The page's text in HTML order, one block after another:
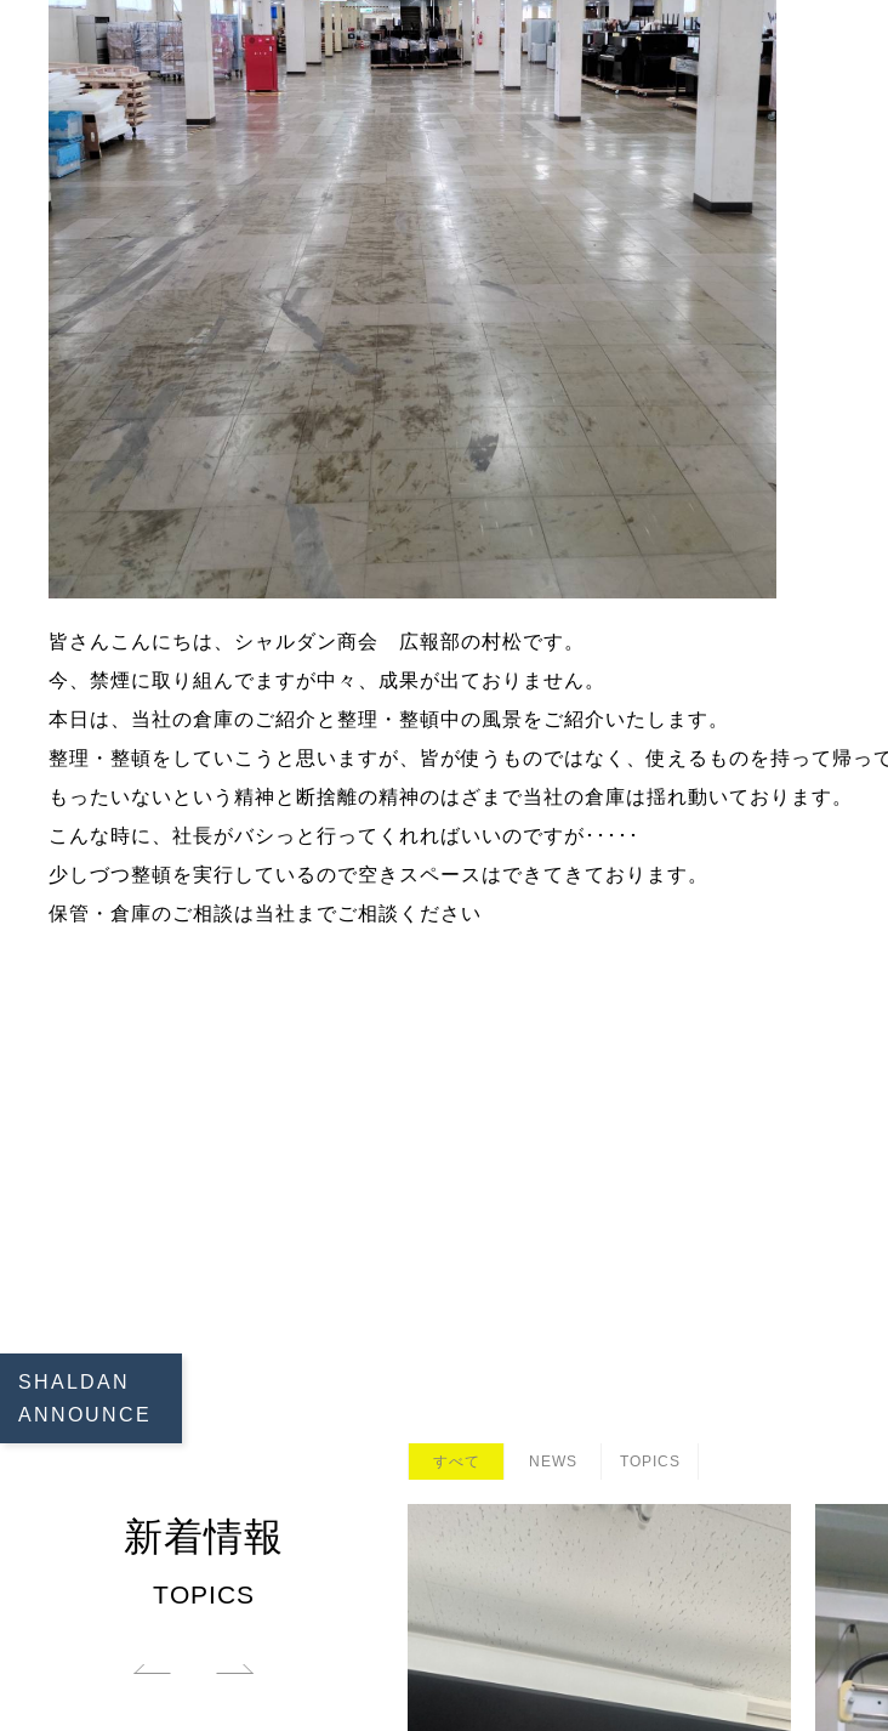
皆さんこんにちは、シャルダン商会 広報部の村松です。
今、禁煙に取り組んでますが中々、成果が出ておりません。
本日は、当社の倉庫のご紹介と整理・整頓中の風景をご紹介いたします。
整理・整頓をしていこうと思いますが、皆が使うものではなく、使えるものを持って帰っ
もったいないという精神と断捨離の精神のはざまで当社の倉庫は揺れ動いております。
こんな時に、社長がバシっと行ってくれればいいのですが･････
少しづつ整頓を実行しているので空きスペースはできてきております。
保管・倉庫のご相談は当社までご相談ください
SHALDAN
ANNOUNCE
新着情報
TOPICS
すべて NEWS TOPICS